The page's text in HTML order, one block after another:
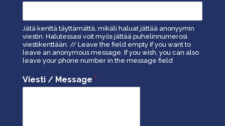
Jätä kenttä täyttämättä, mikäli haluat jättää anonyymin
viestin. Halutessasi voit myös jättää puhelinnumerosi
viestikenttään. // Leave the field empty if you want to
leave an anonymous message. If you wish, you can also
leave your phone number in the message field
Viesti / Message *